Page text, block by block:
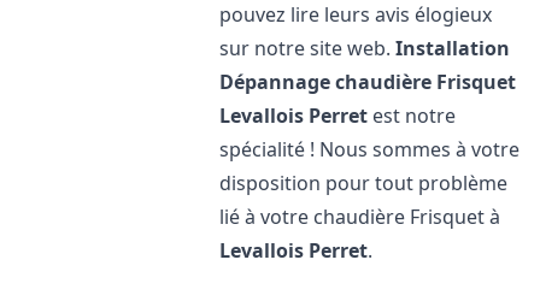
pouvez lire leurs avis élogieux
sur notre site web.Installation
Dépannage chaudière Frisquet
Levallois Perret est notre
spécialité ! Nous sommes à votre
disposition pour tout problème
lié à votre chaudière Frisquet à
Levallois Perret.